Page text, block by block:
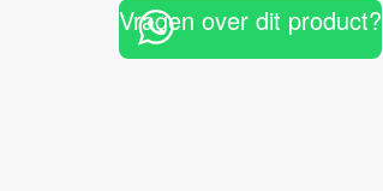
Vragen over dit product?